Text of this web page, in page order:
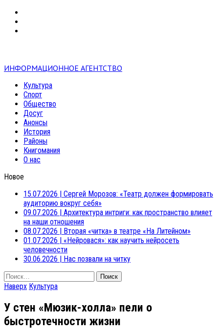
ИНФОРМАЦИОННОЕ АГЕНТСТВО
Культура
Спорт
Общество
Досуг
Анонсы
История
Районы
Книгомания
О нас
Новое
15.07.2026 | Сергей Морозов: «Театр должен формировать
аудиторию вокруг себя»
09.07.2026 | Архитектура интриги: как пространство влияет
на наши отношения
08.07.2026 | Вторая «читка» в театре «На Литейном»
01.07.2026 | «Нейровася»: как научить нейросеть
человечности
30.06.2026 | Нас позвали на читку
Найти:
Наверх Культура
У стен «Мюзик-холла» пели о
быстротечности жизни